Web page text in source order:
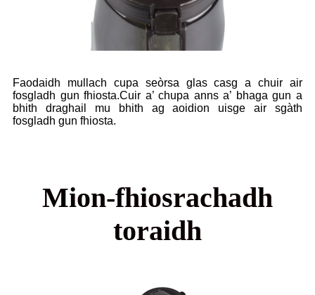
Faodaidh mullach cupa seòrsa glas casg a chuir air
fosgladh gun fhiosta.Cuir a’ chupa anns a’ bhaga gun a
bhith draghail mu bhith ag aoidion uisge air sgàth
fosgladh gun fhiosta.
Mion-fhiosrachadh
toraidh